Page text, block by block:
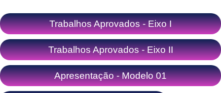
Trabalhos Aprovados - Eixo I
Trabalhos Aprovados - Eixo II
Apresentação - Modelo 01